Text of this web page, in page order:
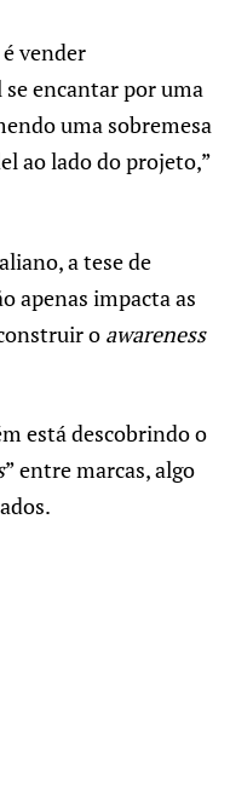
vender
encantar por uma
uma sobremesa
ao lado do projeto,”
a tese de
apenas impacta as
o awareness
está descobrindo o
” entre marcas, algo